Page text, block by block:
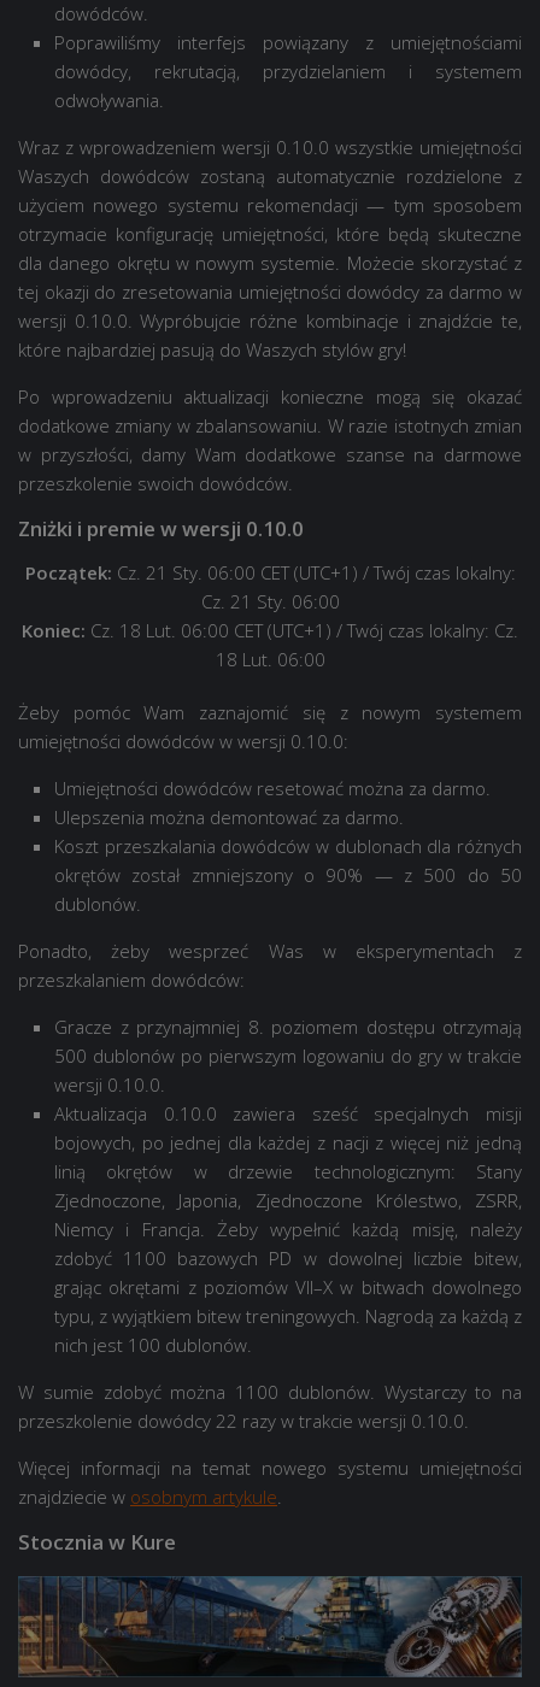
dowódców.
Poprawiliśmy interfejs powiązany z umiejętnościami
dowódcy, rekrutacją, przydzielaniem i systemem
odwoływania.
Wraz z wprowadzeniem wersji 0.10.0 wszystkie umiejętności
Waszych dowódców zostaną automatycznie rozdzielone z
użyciem nowego systemu rekomendacji — tym sposobem
otrzymacie konfigurację umiejętności, które będą skuteczne
dla danego okrętu w nowym systemie. Możecie skorzystać z
tej okazji do zresetowania umiejętności dowódcy za darmo w
wersji 0.10.0. Wypróbujcie różne kombinacje i znajdźcie te,
które najbardziej pasują do Waszych stylów gry!
Po wprowadzeniu aktualizacji konieczne mogą się okazać
dodatkowe zmiany w zbalansowaniu. W razie istotnych zmian
w przyszłości, damy Wam dodatkowe szanse na darmowe
przeszkolenie swoich dowódców.
Zniżki i premie w wersji 0.10.0
Początek: Cz. 21 Sty. 06:00 CET (UTC+1) / Twój czas lokalny:
Cz. 21 Sty. 06:00
Koniec: Cz. 18 Lut. 06:00 CET (UTC+1) / Twój czas lokalny: Cz.
18 Lut. 06:00
Żeby pomóc Wam zaznajomić się z nowym systemem
umiejętności dowódców w wersji 0.10.0:
Umiejętności dowódców resetować można za darmo.
Ulepszenia można demontować za darmo.
Koszt przeszkalania dowódców w dublonach dla różnych
okrętów został zmniejszony o 90% — z 500 do 50
dublonów.
Ponadto, żeby wesprzeć Was w eksperymentach z
przeszkalaniem dowódców:
Gracze z przynajmniej 8. poziomem dostępu otrzymają
500 dublonów po pierwszym logowaniu do gry w trakcie
wersji 0.10.0.
Aktualizacja 0.10.0 zawiera sześć specjalnych misji
bojowych, po jednej dla każdej z nacji z więcej niż jedną
linią okrętów w drzewie technologicznym: Stany
Zjednoczone, Japonia, Zjednoczone Królestwo, ZSRR,
Niemcy i Francja. Żeby wypełnić każdą misję, należy
zdobyć 1100 bazowych PD w dowolnej liczbie bitew,
grając okrętami z poziomów VII–X w bitwach dowolnego
typu, z wyjątkiem bitew treningowych. Nagrodą za każdą z
nich jest 100 dublonów.
W sumie zdobyć można 1100 dublonów. Wystarczy to na
przeszkolenie dowódcy 22 razy w trakcie wersji 0.10.0.
Więcej informacji na temat nowego systemu umiejętności
znajdziecie w osobnym artykule.
Stocznia w Kure